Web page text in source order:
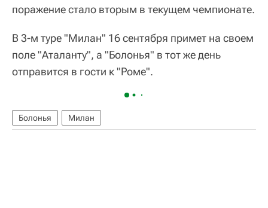
поражение стало вторым в текущем чемпионате.
В 3-м туре "Милан" 16 сентября примет на своем
поле "Аталанту", а "Болонья" в тот же день
отправится в гости к "Роме".
Болонья Милан